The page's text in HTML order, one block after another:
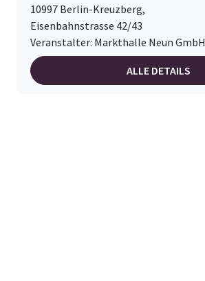
10997 Berlin-Kreuzberg,
Eisenbahnstrasse 42/43
Veranstalter: Markthalle Neun GmbH
ALLE DETAILS